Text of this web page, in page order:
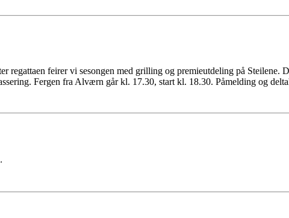
regattaen feirer vi sesongen med grilling og premieutdeling på Steilene.
Fergen fra Alværn går kl. 17.30, start kl. 18.30. Påmelding og